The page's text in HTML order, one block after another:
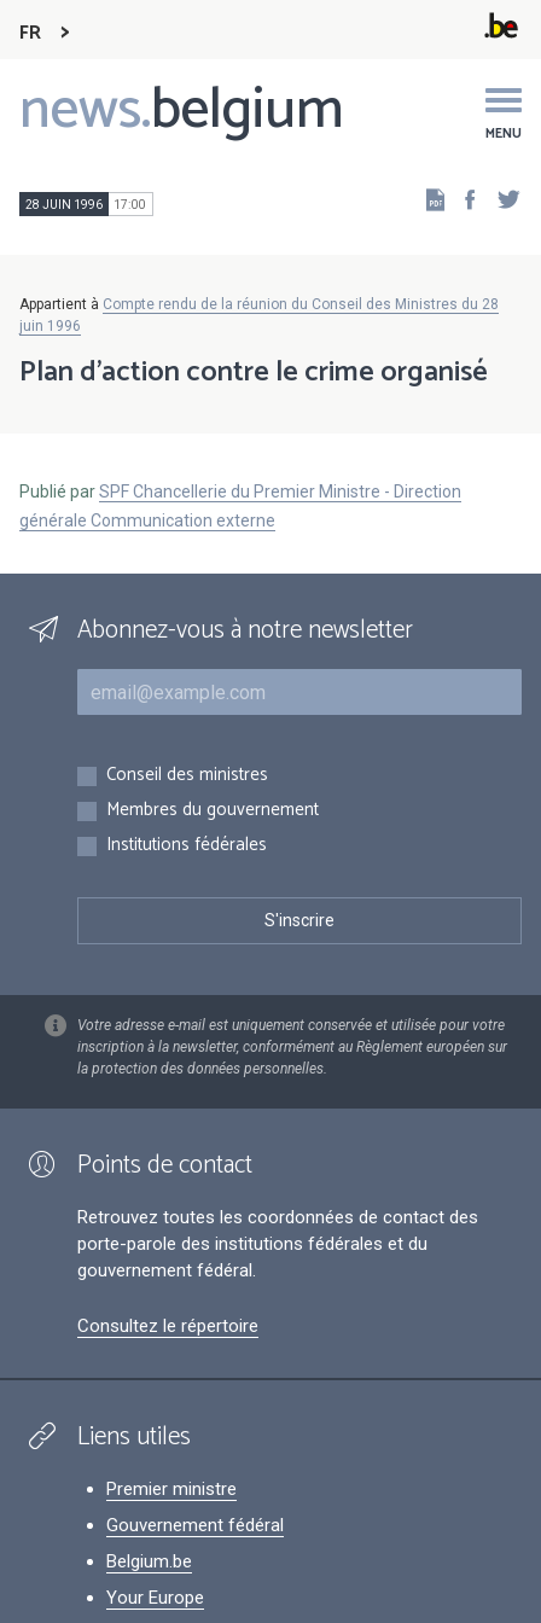
FR
news.belgium MENU
Main
navigation
28 JUIN 1996 17:00
Appartient à Compte rendu de la réunion du Conseil des Ministres du 28
juin 1996
Plan d'action contre le crime organisé
Publié parSPF Chancellerie du Premier Ministre - Direction
générale Communication externe
Abonnez-vous à notre newsletter
Courriel
Inscriptions
Conseil des ministres
Membres du gouvernement
Institutions fédérales
Votre adresse e-mail est uniquement conservée et utilisée pour votre
inscription à la newsletter, conformément au Règlement européen sur
la protection des données personnelles.
Points de contact
Retrouvez toutes les coordonnées de contact des
porte-parole des institutions fédérales et du
gouvernement fédéral.
Consultez le répertoire
Liens utiles
Premier ministre
Gouvernement fédéral
Belgium.be
Your Europe